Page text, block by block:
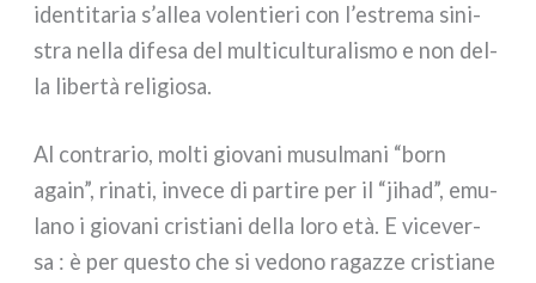
iden­ti­ta­ria s’allea volen­tie­ri con l’estrema sini­
stra nel­la dife­sa del mul­ti­cul­tu­ra­li­smo e non del­
la liber­tà reli­gio­sa.
Al con­tra­rio, mol­ti gio­va­ni musul­ma­ni “born
again”, rina­ti, inve­ce di par­ti­re per il “jihad”, emu­
la­no i gio­va­ni cri­stia­ni del­la loro età. E vice­ver­
sa : è per que­sto che si vedo­no ragaz­ze cri­stia­ne